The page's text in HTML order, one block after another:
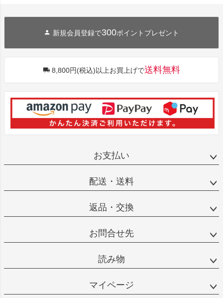
新規会員登録で300ポイントプレゼント
8,800円(税込)以上お買上げで送料無料
お支払い
配送・送料
返品・交換
お問合せ先
読み物
マイページ